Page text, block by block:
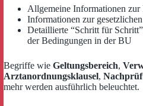
Allgemeine Informationen
Informationen zur
Detaillierte “Schritt für
der Bedingungen in der BU
Begriffe wie Geltungsbereich,
Arztanordnungsklausel,
mehr werden ausführlich beleuchtet.